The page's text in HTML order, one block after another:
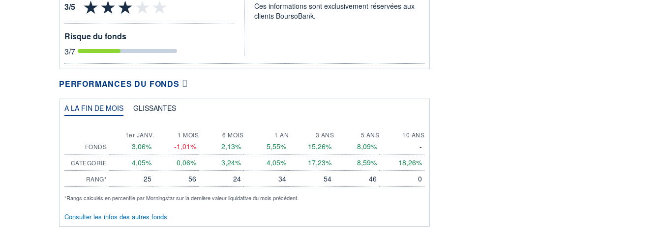
Risque du fonds
3/7
Ces informations sont exclusivement réservées aux
clients BoursoBank.
PERFORMANCES DU FONDS
A LA FIN DE MOIS GLISSANTES
1er JANV. 1 MOIS 6 MOIS 1 AN 3 ANS 5 ANS
10 ANS
FONDS
3,06% -1,01% 2,13% 5,55% 15,26% 8,09% -
CATEGORIE 4,05% 0,06% 3,24% 4,05% 17,23% 8,59% 18,26%
RANG* 25 56 24 34 54 46 0
*Rangs calculés en percentile par Morningstar sur la dernière valeur liquidative du mois précédent.
Consulter les infos des autres fonds